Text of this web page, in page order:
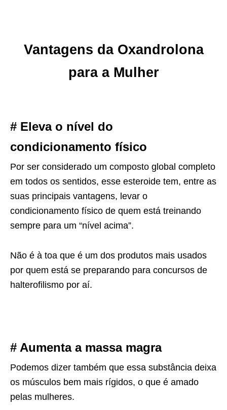
Vantagens da Oxandrolona
para a Mulher
# Eleva o nível do
condicionamento físico
Por ser considerado um composto global completo
em todos os sentidos, esse esteroide tem, entre as
suas principais vantagens, levar o
condicionamento físico de quem está treinando
sempre para um “nível acima”.
Não é à toa que é um dos produtos mais usados
por quem está se preparando para concursos de
halterofilismo por aí.
# Aumenta a massa magra
Podemos dizer também que essa substância deixa
os músculos bem mais rígidos, o que é amado
pelas mulheres.